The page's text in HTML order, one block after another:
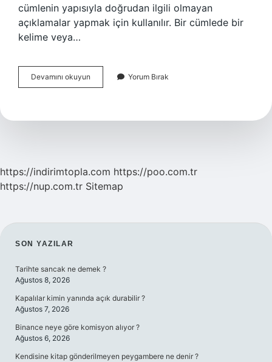
cümlenin yapısıyla doğrudan ilgili olmayan
açıklamalar yapmak için kullanılır. Bir cümlede bir
kelime veya…
Devamını okuyun
Ayraç
Ve
Yorum Bırak
https://indirimtopla.com https://poo.com.tr
https://nup.com.tr Sitemap
SIDEBAR
SON YAZILAR
Tarihte sancak ne demek ?
Ağustos 8, 2026
Kapalılar kimin yanında açık durabilir ?
Ağustos 7, 2026
Binance neye göre komisyon alıyor ?
Ağustos 6, 2026
Kendisine kitap gönderilmeyen peygambere ne denir ?